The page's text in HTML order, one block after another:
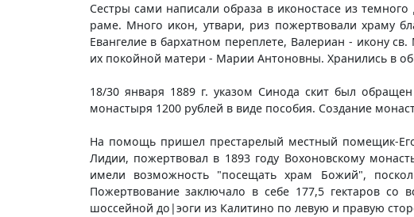
Сестры сами написали образа в иконостасе из
раме. Много икон, утвари, риз пожертвовали храму
Евангелие в бархатном переплете, Валериан - икону
их покойной матери - Марии Антоновны. Хранились в
18/30 января 1889 г. указом Синода скит был
монастыря 1200 рублей в виде пособия. Создание
На помощь пришел престарелый местный помещик-
Лидии, пожертвовал в 1893 году Вохоновскому
имели возможность "посещать храм Божий",
Пожертвование заключало в себе 177,5 гектаров
шоссейной до|эоги из Калитино по левую и правую